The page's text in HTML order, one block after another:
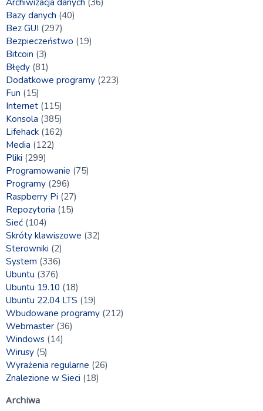
Archiwizacja danych (36)
Bazy danych (40)
Bez GUI (297)
Bezpieczeństwo (19)
Bitcoin (3)
Błędy (81)
Dodatkowe programy (223)
Fun (15)
Internet (115)
Konsola (385)
Lifehack (162)
Media (122)
Pliki (299)
Programowanie (75)
Programy (296)
Raspberry Pi (27)
Repozytoria (15)
Sieć (104)
Skróty klawiszowe (32)
Sterowniki (2)
System (336)
Ubuntu (376)
Ubuntu 19.10 (18)
Ubuntu 22.04 LTS (19)
Wbudowane programy (212)
Webmaster (36)
Windows (14)
Wirusy (5)
Wyrażenia regularne (26)
Znalezione w Sieci (18)
Archiwa